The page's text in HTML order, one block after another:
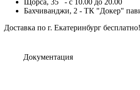
Щорса, 35 - с 10.00 до 20.00
Бахчиванджи, 2 - ТК "Докер"
Доставка по г. Екатеринбург бесплатно!
Документация